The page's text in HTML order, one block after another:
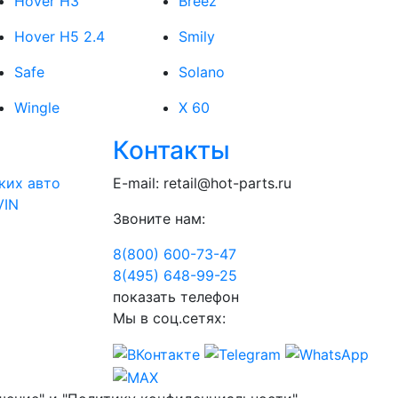
Hover H5 2.4
Safe
Wingle
Smily
Solano
X 60
авто
Контакты
E-mail: retail@hot-parts.ru
Звоните нам:
8(800) 600-73-47
8(495) 648-99-25
показать телефон
Мы в соц.сетях: